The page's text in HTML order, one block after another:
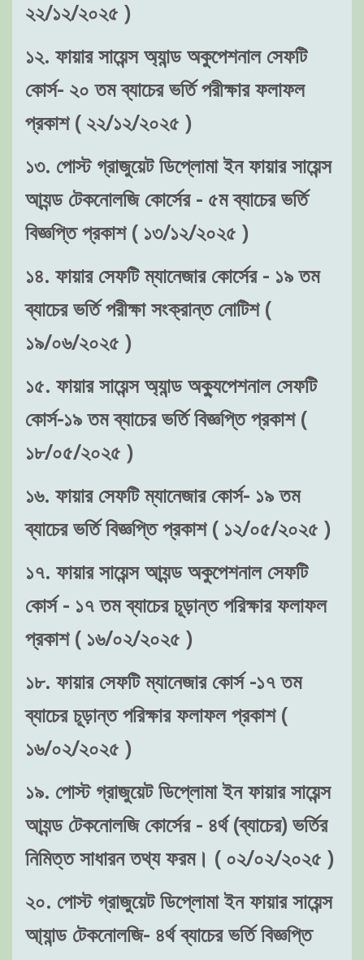
২২/১২/২০২৫ )
১২. ফায়ার সায়েন্স অ্যান্ড অকুপেশনাল সেফটি
কোর্স- ২০ তম ব্যাচের ভর্তি পরীক্ষার ফলাফল
প্রকাশ ( ২২/১২/২০২৫ )
১৩. পোস্ট গ্রাজুয়েট ডিপ্লোমা ইন ফায়ার সায়েন্স
আ্যন্ড টেকনোলজি কোর্সের - ৫ম ব্যাচের ভর্তি
বিজ্ঞপ্তি প্রকাশ ( ১৩/১২/২০২৫ )
১৪. ফায়ার সেফটি ম্যানেজার কোর্সের - ১৯ তম
ব্যাচের ভর্তি পরীক্ষা সংক্রান্ত নোটিশ (
১৯/০৬/২০২৫ )
১৫. ফায়ার সায়েন্স অ্যান্ড অক্যুপেশনাল সেফটি
কোর্স-১৯ তম ব্যাচের ভর্তি বিজ্ঞপ্তি প্রকাশ (
১৮/০৫/২০২৫ )
১৬. ফায়ার সেফটি ম্যানেজার কোর্স- ১৯ তম
ব্যাচের ভর্তি বিজ্ঞপ্তি প্রকাশ ( ১২/০৫/২০২৫ )
১৭. ফায়ার সায়েন্স আ্যন্ড অকুপেশনাল সেফটি
কোর্স - ১৭ তম ব্যাচের চূড়ান্ত পরিক্ষার ফলাফল
প্রকাশ ( ১৬/০২/২০২৫ )
১৮. ফায়ার সেফটি ম্যানেজার কোর্স -১৭ তম
ব্যাচের চূড়ান্ত পরিক্ষার ফলাফল প্রকাশ (
১৬/০২/২০২৫ )
১৯. পোস্ট গ্রাজুয়েট ডিপ্লোমা ইন ফায়ার সায়েন্স
আ্যন্ড টেকনোলজি কোর্সের - ৪র্থ (ব্যাচের) ভর্তির
নিমিত্ত সাধারন তথ্য ফরম। ( ০২/০২/২০২৫ )
২০. পোস্ট গ্রাজুয়েট ডিপ্লোমা ইন ফায়ার সায়েন্স
আ্যান্ড টেকনোলজি- ৪র্থ ব্যাচের ভর্তি বিজ্ঞপ্তি